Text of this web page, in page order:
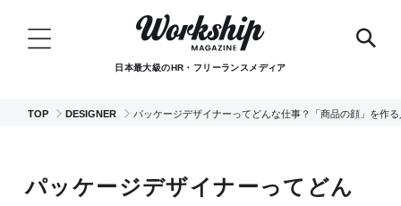
日本最大級のHR・フリーランスメディア
TOP DESIGNER パッケージデザイナーってどんな仕事？「商品の顔」を作
パッケージデザイナーってどん